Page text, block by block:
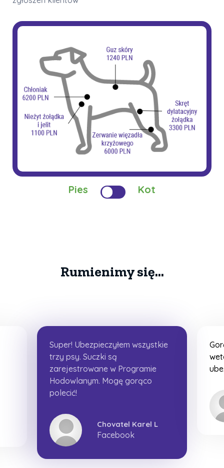
Pies Kot
Rumienimy się...
Super! Ubezpieczyłem wszystkie
trzy psy. Suczki są
zarejestrowane w Programie
Hodowlanym. Mogę gorąco
polecić!
Chovatel Karel L
Facebook